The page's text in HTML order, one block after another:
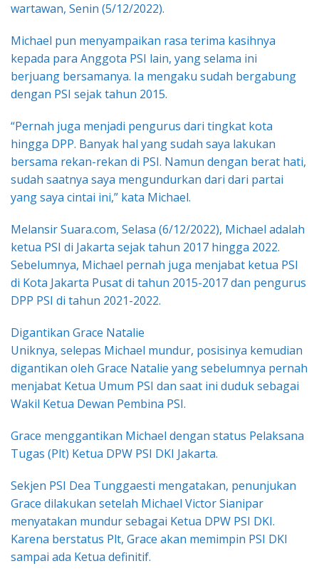
wartawan, Senin (5/12/2022).
Michael pun menyampaikan rasa terima kasihnya
kepada para Anggota PSI lain, yang selama ini
berjuang bersamanya. Ia mengaku sudah bergabung
dengan PSI sejak tahun 2015.
“Pernah juga menjadi pengurus dari tingkat kota
hingga DPP. Banyak hal yang sudah saya lakukan
bersama rekan-rekan di PSI. Namun dengan berat hati,
sudah saatnya saya mengundurkan dari dari partai
yang saya cintai ini,” kata Michael.
Melansir Suara.com, Selasa (6/12/2022), Michael adalah
ketua PSI di Jakarta sejak tahun 2017 hingga 2022.
Sebelumnya, Michael pernah juga menjabat ketua PSI
di Kota Jakarta Pusat di tahun 2015-2017 dan pengurus
DPP PSI di tahun 2021-2022.
Digantikan Grace Natalie
Uniknya, selepas Michael mundur, posisinya kemudian
digantikan oleh Grace Natalie yang sebelumnya pernah
menjabat Ketua Umum PSI dan saat ini duduk sebagai
Wakil Ketua Dewan Pembina PSI.
Grace menggantikan Michael dengan status Pelaksana
Tugas (Plt) Ketua DPW PSI DKI Jakarta.
Sekjen PSI Dea Tunggaesti mengatakan, penunjukan
Grace dilakukan setelah Michael Victor Sianipar
menyatakan mundur sebagai Ketua DPW PSI DKI.
Karena berstatus Plt, Grace akan memimpin PSI DKI
sampai ada Ketua definitif.